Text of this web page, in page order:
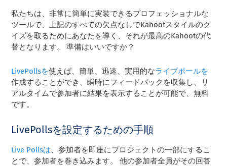
私たちは、非常に簡単に実装できるプロフェッショナルな
ツールで、上記のすべての欠点なしでKahootスタイルのク
イズを取るためにあなたを導く、それが最高のKahootの代
替となります。 準備はいいですか？
LivePollsを使えば、簡単、迅速、実用的なライブポールを
作成することができ、瞬時にフィードバックを収集し、リ
アルタイムで参加者に結果を表示することが可能で、無料
です。
LivePollsを設定するための手順
Live Pollsは、参加者を即座にプロジェクトの一部にするこ
とで、参加者を巻き込みます。 他の参加者全員がその回答